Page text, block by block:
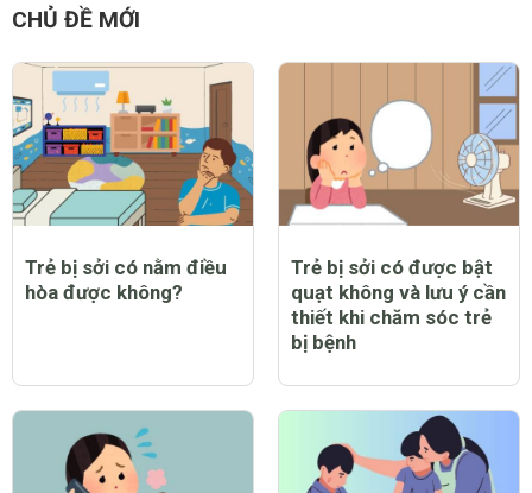
CHỦ ĐỀ MỚI
Trẻ bị sởi có nằm điều
hòa được không?
Trẻ bị sởi có được bật
quạt không và lưu ý cần
thiết khi chăm sóc trẻ
bị bệnh